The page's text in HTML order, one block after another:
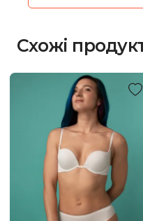
Схожі